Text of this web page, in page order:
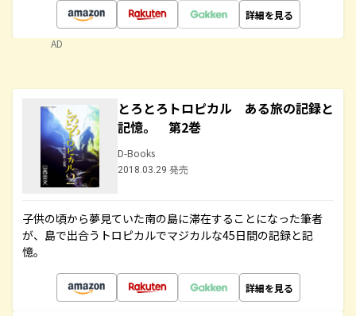
詳細を見る
AD
とろとろトロピカル ある旅の記録と
記憶。 第2巻
D-Books
2018.03.29 発売
子供の頃から夢見ていた南の島に滞在することになった筆者
が、島で出合うトロピカルでマジカルな45日間の記録と記
憶。
詳細を見る